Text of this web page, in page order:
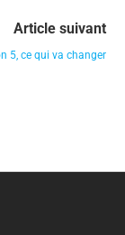
Article suivant
5, ce qui va changer